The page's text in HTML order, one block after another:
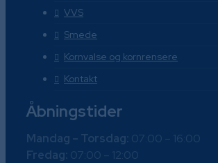
VVS
Smede
Kornvalse og kornrensere
Kontakt
Åbningstider
Mandag – Torsdag: 07:00 – 16:00
Fredag: 07:00 – 12:00